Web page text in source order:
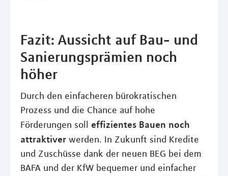
Fazit: Aussicht auf Bau- und
Sanierungsprämien noch
höher
Durch den einfacheren bürokratischen
Prozess und die Chance auf hohe
Förderungen soll effizientes Bauen noch
attraktiver werden. In Zukunft sind Kredite
und Zuschüsse dank der neuen BEG bei dem
BAFA und der KfW bequemer und einfacher